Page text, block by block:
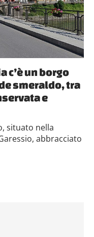
c’è un borgo
smeraldo, tra
e
situato nella
abbracciato